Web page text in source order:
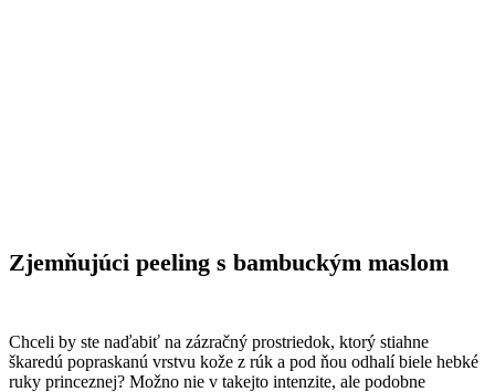
Zjemňujúci peeling s bambuckým maslom
Chceli by ste naďabiť na zázračný prostriedok, ktorý stiahne
škaredú popraskanú vrstvu kože z rúk a pod ňou odhalí biele hebké
ruky princeznej? Možno nie v takejto intenzite, ale podobne